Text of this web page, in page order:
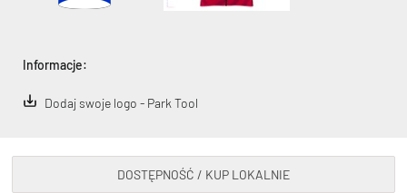
Informacje:
Dodaj swoje logo - Park Tool
DOSTĘPNOŚĆ / KUP LOKALNIE